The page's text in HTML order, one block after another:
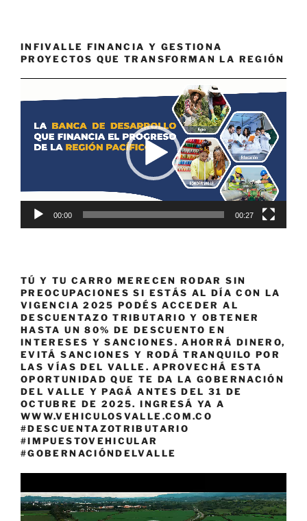
INFIVALLE FINANCIA Y GESTIONA
PROYECTOS QUE TRANSFORMAN LA REGIÓN
de
00:00 00:27
TÚ Y TU CARRO MERECEN RODAR SIN
PREOCUPACIONES SI ESTÁS AL DÍA CON LA
VIGENCIA 2025 PODÉS ACCEDER AL
DESCUENTAZO TRIBUTARIO Y OBTENER
HASTA UN 80% DE DESCUENTO EN
INTERESES Y SANCIONES. AHORRÁ DINERO,
EVITÁ SANCIONES Y RODÁ TRANQUILO POR
LAS VÍAS DEL VALLE. APROVECHÁ ESTA
OPORTUNIDAD QUE TE DA LA GOBERNACIÓN
DEL VALLE Y PAGÁ ANTES DEL 31 DE
OCTUBRE DE 2025. INGRESÁ YA A
WWW.VEHICULOSVALLE.COM.CO
#DESCUENTAZOTRIBUTARIO
#IMPUESTOVEHICULAR
#GOBERNACIÓNDELVALLE
de
vídeo